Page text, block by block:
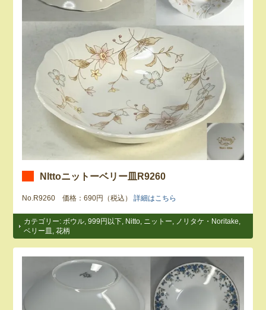
NIttoニットーベリー皿R9260
No.R9260 価格：690円（税込）詳細はこちら
カテゴリー: ボウル ,999円以下 Nitto ニットー ノリタケ・Noritake
ベリー皿
,花柄